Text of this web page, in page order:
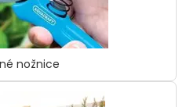
nožnice